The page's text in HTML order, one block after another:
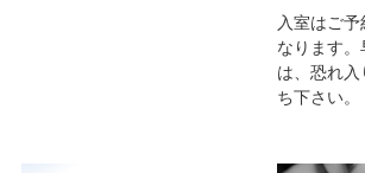
入室はご
なります
は、恐れ
ち下さい。